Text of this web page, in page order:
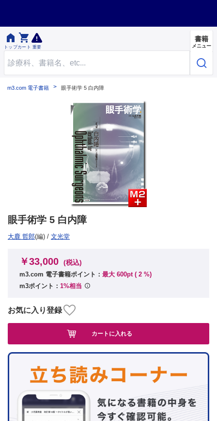

トップ

カート 重要
書籍
メニュー
m3.com 電子書籍 眼手術学 5 白内障
眼手術学 5 白内障
大鹿 哲郎(編) / 文光堂
￥33,000 (税込)
m3.com 電子書籍ポイント： 最大 600pt ( 2 %)
m3ポイント： 1%相当
お気に入り登録
カートに入れる